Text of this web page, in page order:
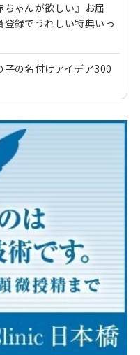
ゃんが欲しい』お届
録でうれしい特典いっ
の名付けアイデア300